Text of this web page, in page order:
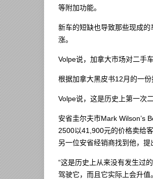
等附加功能。
新车的短缺也导致那些现成
涨。
Volpe说，加拿大市场对二手
根据加拿大黑皮书12月的一
Volpe说，这是历史上第一次
安省圭尔夫市Mark Wilson’s
2500以41,900元的价格卖给
另一位安省经销商找到他，提
“这是历史上从来没有发生过
驾驶它，而且它实际上会升值